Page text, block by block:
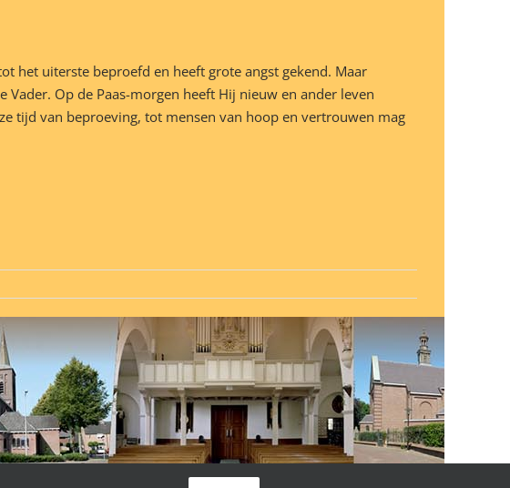
het uiterste beproefd en heeft grote angst gekend. Maar
Op de Paas-morgen heeft Hij nieuw en ander leven
tijd van beproeving, tot mensen van hoop en vertrouwen mag